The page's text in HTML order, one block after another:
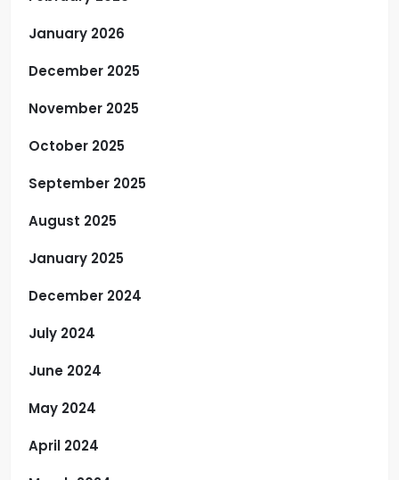
January 2026
December 2025
November 2025
October 2025
September 2025
August 2025
January 2025
December 2024
July 2024
June 2024
May 2024
April 2024